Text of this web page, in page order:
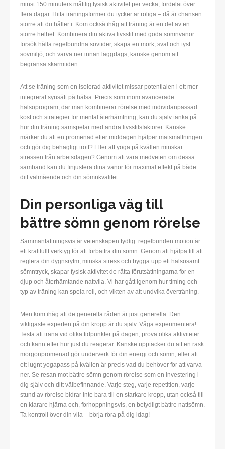
minst 150 minuters måttlig fysisk aktivitet per vecka, fördelat över
flera dagar. Hitta träningsformer du tycker är roliga – då är chansen
större att du håller i. Kom också ihåg att träning är en del av en
större helhet. Kombinera din aktiva livsstil med goda sömnvanor:
försök hålla regelbundna sovtider, skapa en mörk, sval och tyst
sovmiljö, och varva ner innan läggdags, kanske genom att
begränsa skärmtiden.
Att se träning som en isolerad aktivitet missar potentialen i ett mer
integrerat synsätt på hälsa. Precis som inom avancerade
hälsoprogram, där man kombinerar rörelse med individanpassad
kost och strategier för mental återhämtning, kan du själv tänka på
hur din träning samspelar med andra livsstilsfaktorer. Kanske
märker du att en promenad efter middagen hjälper matsmältningen
och gör dig behagligt trött? Eller att yoga på kvällen minskar
stressen från arbetsdagen? Genom att vara medveten om dessa
samband kan du finjustera dina vanor för maximal effekt på både
ditt välmående och din sömnkvalitet.
Din personliga väg till
bättre sömn genom rörelse
Sammanfattningsvis är vetenskapen tydlig: regelbunden motion är
ett kraftfullt verktyg för att förbättra din sömn. Genom att hjälpa till att
reglera din dygnsrytm, minska stress och bygga upp ett hälsosamt
sömntryck, skapar fysisk aktivitet de rätta förutsättningarna för en
djup och återhämtande nattvila. Vi har gått igenom hur timing och
typ av träning kan spela roll, och vikten av att undvika överträning.
Men kom ihåg att de generella råden är just generella. Den
viktigaste experten på din kropp är du själv. Våga experimentera!
Testa att träna vid olika tidpunkter på dagen, prova olika aktiviteter
och känn efter hur just du reagerar. Kanske upptäcker du att en rask
morgonpromenad gör underverk för din energi och sömn, eller att
ett lugnt yogapass på kvällen är precis vad du behöver för att varva
ner. Se resan mot bättre sömn genom rörelse som en investering i
dig själv och ditt välbefinnande. Varje steg, varje repetition, varje
stund av rörelse bidrar inte bara till en starkare kropp, utan också till
en klarare hjärna och, förhoppningsvis, en betydligt bättre nattsömn.
Ta kontroll över din vila – börja röra på dig idag!